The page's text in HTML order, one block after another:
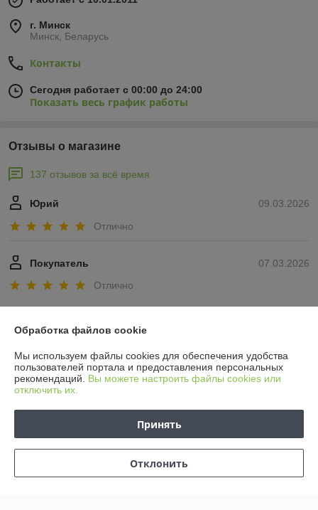
г. Минск
Минск, Беларусь
Контакты
Сегодня работает с 00:00 до 24:00
Показать весь график работы
Отзывы о магазине
137 отзывов за всё время
09.03.2026
Юрий
Отлично
07.03.2026
Покупатель
Отлично
О нас
Контакты
Обработка файлов cookie
Мы используем файлы cookies для обеспечения удобства
пользователей портала и предоставления персональных
рекомендаций. Вы можете настроить файлы cookies или
отключить их.
Принять
Отклонить